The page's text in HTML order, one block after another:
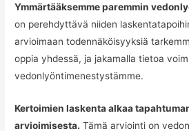
Ymmärtääksemme paremmin
on perehdyttävä niiden
arvioimaan todennäköisyyksiä
oppia yhdessä, ja jakamalla tietoa
vedonlyöntimenestystämme.
Kertoimien laskenta alkaa
arvioimisesta. Tämä arviointi on